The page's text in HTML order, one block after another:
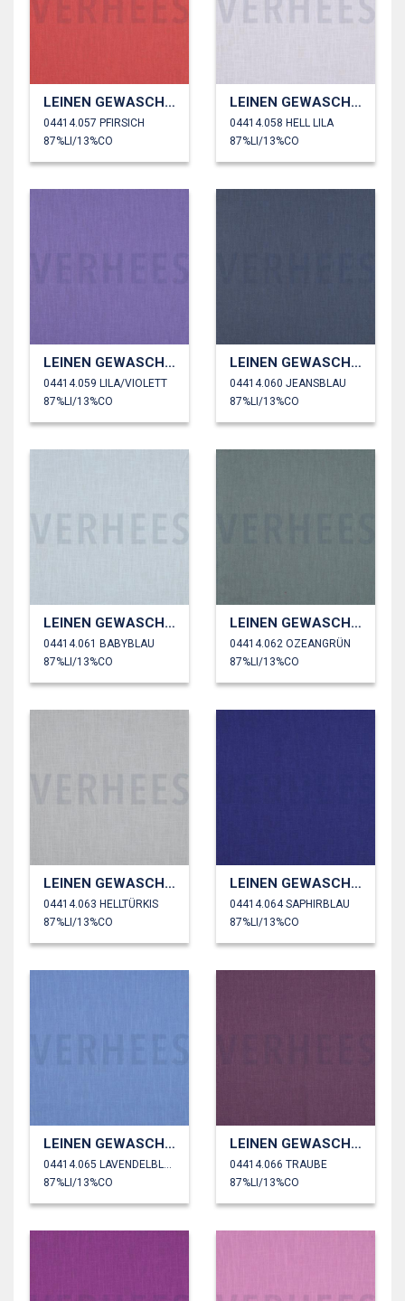
LEINEN GEWASCHEN 230 GM2
04414.057 PFIRSICH
87%LI/13%CO
LEINEN GEWASCHEN 230 GM2
04414.058 HELL LILA
87%LI/13%CO
LEINEN GEWASCHEN 230 GM2
04414.059 LILA/VIOLETT
87%LI/13%CO
LEINEN GEWASCHEN 230 GM2
04414.060 JEANSBLAU
87%LI/13%CO
LEINEN GEWASCHEN 230 GM2
04414.061 BABYBLAU
87%LI/13%CO
LEINEN GEWASCHEN 230 GM2
04414.062 OZEANGRÜN
87%LI/13%CO
LEINEN GEWASCHEN 230 GM2
04414.063 HELLTÜRKIS
87%LI/13%CO
LEINEN GEWASCHEN 230 GM2
04414.064 SAPHIRBLAU
87%LI/13%CO
LEINEN GEWASCHEN 230 GM2
87%LI/13%CO
LEINEN GEWASCHEN 230 GM2
04414.066 TRAUBE
87%LI/13%CO